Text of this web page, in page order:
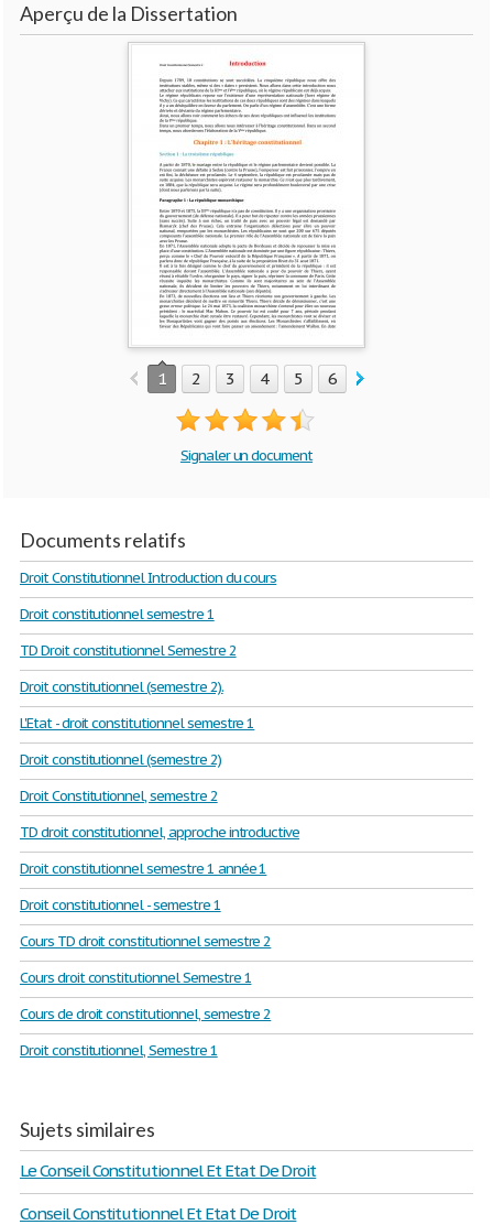
Aperçu de la Dissertation
1 2 3 4 5 6 7
Signaler un document
Documents relatifs
Droit Constitutionnel Introduction du cours
Droit constitutionnel semestre 1
TD Droit constitutionnel Semestre 2
Droit constitutionnel (semestre 2).
L'Etat - droit constitutionnel semestre 1
Droit constitutionnel (semestre 2)
Droit Constitutionnel, semestre 2
TD droit constitutionnel, approche introductive
Droit constitutionnel semestre 1 année 1
Droit constitutionnel - semestre 1
Cours TD droit constitutionnel semestre 2
Cours droit constitutionnel Semestre 1
Cours de droit constitutionnel, semestre 2
Droit constitutionnel, Semestre 1
Sujets similaires
Le Conseil Constitutionnel Et Etat De Droit
Conseil Constitutionnel Et Etat De Droit